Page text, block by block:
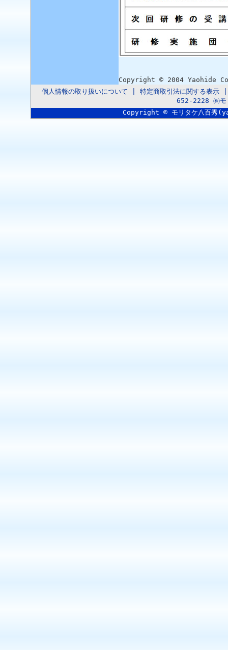
Copyright © 2004 Yaohide
個人情報の取り扱いについて
特定商取引法に関する表示
652-2228 ㈱モ
Copyright © モリタケ八百